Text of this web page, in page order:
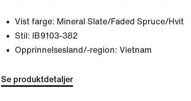
Vist farge: Mineral Slate/Faded Spruce/Hvit
Stil:
IB9103-382
Opprinnelsesland/-region: Vietnam
Se produktdetaljer